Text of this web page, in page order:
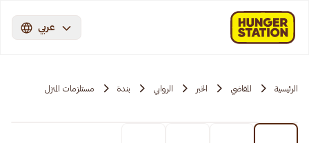
عربي
الرئيسية المقاضي الخبر الروابي بندة مستلزمات المنزل